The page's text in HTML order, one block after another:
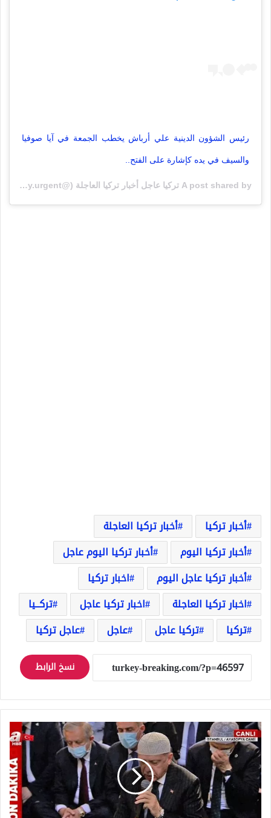
رئيس الشؤون الدينية علي أرباش يخطب الجمعة في آيا صوفيا
والسيف في يده كإشارة على الفتح..
A post shared by تركيا عاجل أخبار تركيا العاجلة (@turkey.urgent) on
أخبار تركيا
أخبار تركيا العاجلة
أخبار تركيا اليوم
أخبار تركيا اليوم عاجل
أخبار تركيا عاجل اليوم
اخبار تركيا
اخبار تركيا العاجلة
اخبار تركيا عاجل
تركــيا
تركيا
تركيا عاجل عاجل عاجل تركيا
نسخ الرابط
أردوغان
يقرأ
القرأن
في
مسجد
آيا
صوفيا